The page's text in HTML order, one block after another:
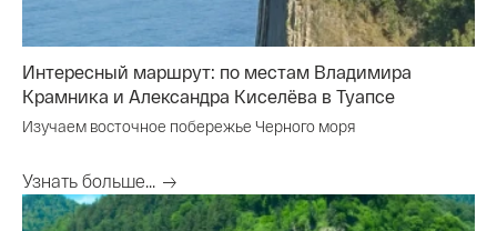
Интересный маршрут: по местам Владимира
Крамника и Александра Киселёва в Туапсе
Изучаем восточное побережье Черного моря
Узнать больше...